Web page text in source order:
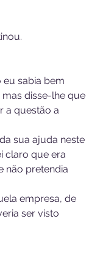
sabia bem
disse-lhe que
a questão a
sua ajuda neste
claro que era
não pretendia
empresa, de
ser visto